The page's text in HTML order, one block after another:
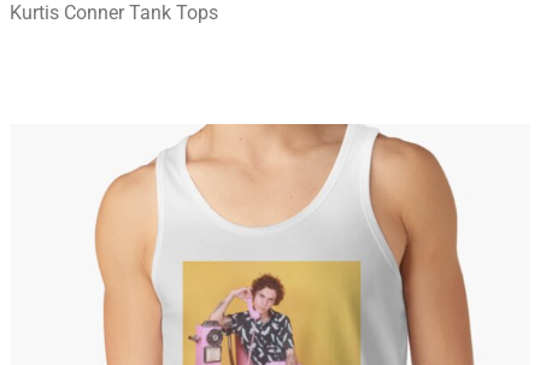
Kurtis Conner Tank Tops